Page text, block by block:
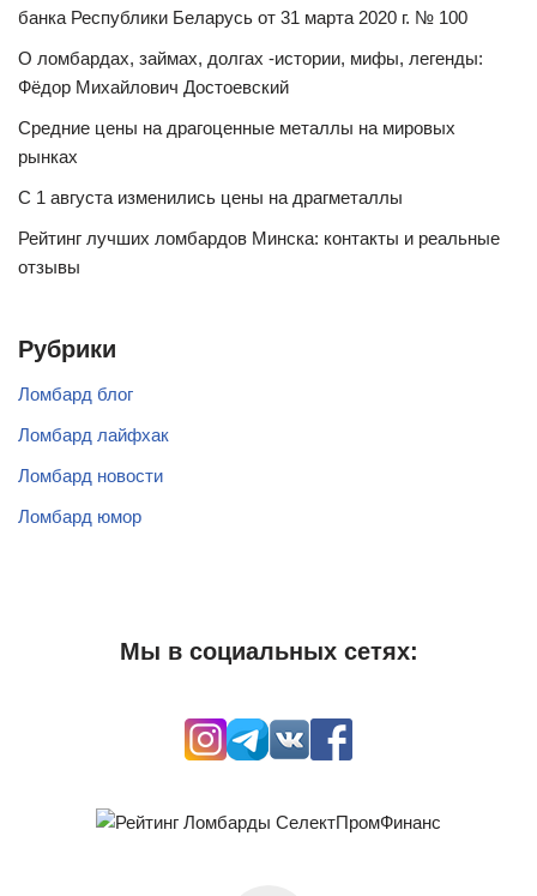
банка Республики Беларусь от 31 марта 2020 г. № 100
О ломбардах, займах, долгах -истории, мифы, легенды:
Фёдор Михайлович Достоевский
Средние цены на драгоценные металлы на мировых
рынках
С 1 августа изменились цены на драгметаллы
Рейтинг лучших ломбардов Минска: контакты и реальные
отзывы
Рубрики
Ломбард блог
Ломбард лайфхак
Ломбард новости
Ломбард юмор
Мы в социальных сетях: